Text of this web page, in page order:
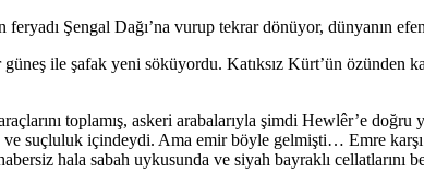
feryadı Şengal Dağı’na vurup tekrar dönüyor, dünyanın
ile şafak yeni söküyordu. Katıksız Kürt’ün özünden
toplamış, askeri arabalarıyla şimdi Hewlêr’e doğru
suçluluk içindeydi. Ama emir böyle gelmişti… Emre karşı
hala sabah uykusunda ve siyah bayraklı cellatlarını